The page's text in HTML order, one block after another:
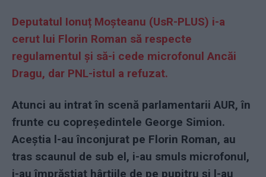
Deputatul Ionuț Moșteanu (UsR-PLUS) i-a
cerut lui Florin Roman să respecte
regulamentul și să-i cede microfonul Ancăi
Dragu, dar PNL-istul a refuzat.
Atunci au intrat în scenă parlamentarii AUR, în
frunte cu copreședintele George Simion.
Aceștia l-au înconjurat pe Florin Roman, au
tras scaunul de sub el, i-au smuls microfonul,
i-au împrăștiat hârtiile de pe pupitru și l-au